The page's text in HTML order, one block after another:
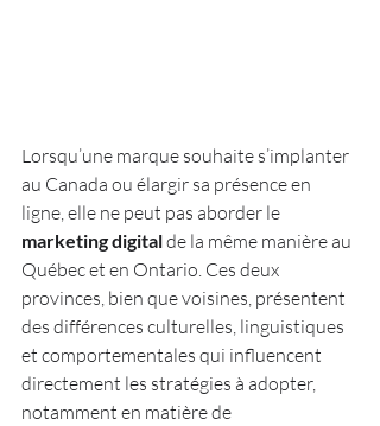
Lorsqu’une marque souhaite s’implanter
au Canada ou élargir sa présence en
ligne, elle ne peut pas aborder le
marketing digital de la même manière au
Québec et en Ontario. Ces deux
provinces, bien que voisines, présentent
des différences culturelles, linguistiques
et comportementales qui influencent
directement les stratégies à adopter,
notamment en matière de